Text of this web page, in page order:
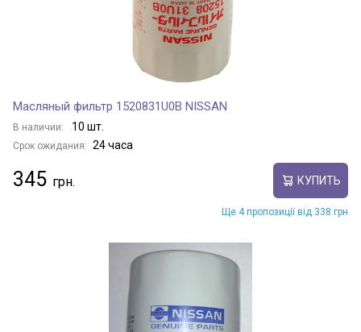
Масляный фильтр 1520831U0B NISSAN
В наличии: 10 шт.
Срок ожидания: 24 часа
345 КУПИТЬ
Ще 4 пропозиції від 338 грн